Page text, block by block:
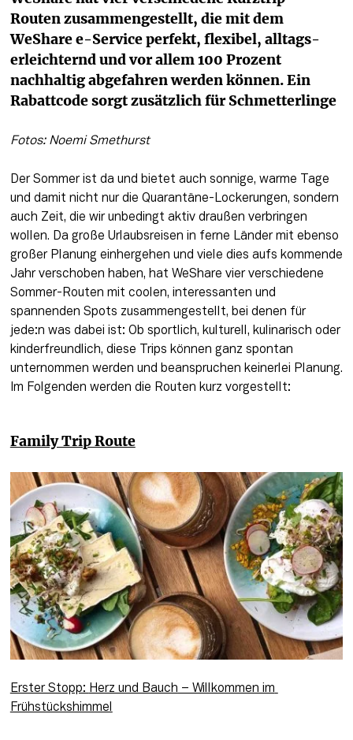
Routen zusammengestellt, die mit dem
WeShare e-Service perfekt, flexibel, alltags-
erleichternd und vor allem 100 Prozent
nachhaltig abgefahren werden können. Ein
Rabattcode sorgt zusätzlich für Schmetterlinge
Fotos: Noemi Smethurst
Der Sommer ist da und bietet auch sonnige, warme Tage
und damit nicht nur die Quarantäne-Lockerungen, sondern
auch Zeit, die wir unbedingt aktiv draußen verbringen
wollen. Da große Urlaubsreisen in ferne Länder mit ebenso
großer Planung einhergehen und viele dies aufs kommende
Jahr verschoben haben, hat WeShare vier verschiedene
Sommer-Routen mit coolen, interessanten und
spannenden Spots zusammengestellt, bei denen für
jede:n was dabei ist: Ob sportlich, kulturell, kulinarisch oder
kinderfreundlich, diese Trips können ganz spontan
unternommen werden und beanspruchen keinerlei Planung.
Im Folgenden werden die Routen kurz vorgestellt:
Family Trip Route
Erster Stopp: Herz und Bauch – Willkommen im
Frühstückshimmel